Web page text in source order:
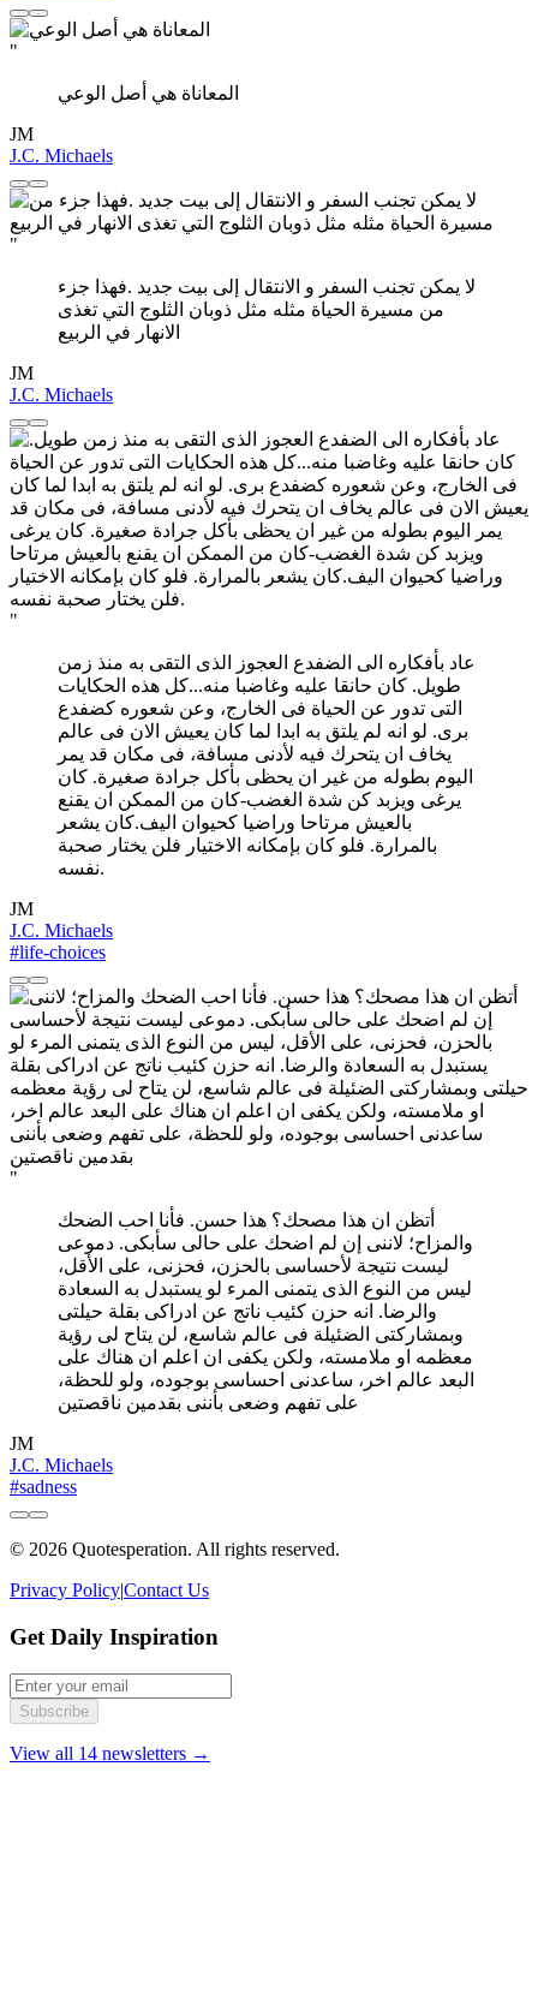
"
المعاناة هي أصل الوعي
JM
J.C. Michaels
"
لا يمكن تجنب السفر و الانتقال إلى بيت جديد .فهذا جزء
من مسيرة الحياة مثله مثل ذوبان الثلوج التي تغذى
الانهار في الربيع
JM
J.C. Michaels
"
عاد بأفكاره الى الضفدع العجوز الذى التقى به منذ زمن
طويل. كان حانقا عليه وغاضبا منه...كل هذه الحكايات
التى تدور عن الحياة فى الخارج، وعن شعوره كضفدع
برى. لو انه لم يلتق به ابدا لما كان يعيش الان فى عالم
يخاف ان يتحرك فيه لأدنى مسافة، فى مكان قد يمر
اليوم بطوله من غير ان يحظى بأكل جرادة صغيرة. كان
يرغى ويزبد كن شدة الغضب-كان من الممكن ان يقنع
بالعيش مرتاحا وراضيا كحيوان اليف.كان يشعر
بالمرارة. فلو كان بإمكانه الاختيار فلن يختار صحبة
نفسه.
JM
J.C. Michaels
#life-choices
"
أتظن ان هذا مصحك؟ هذا حسن. فأنا احب الضحك
والمزاح؛ لاننى إن لم اضحك على حالى سأبكى. دموعى
ليست نتيجة لأحساسى بالحزن، فحزنى، على الأقل،
ليس من النوع الذى يتمنى المرء لو يستبدل به السعادة
والرضا. انه حزن كئيب ناتج عن ادراكى بقلة حيلتى
وبمشاركتى الضئيلة فى عالم شاسع، لن يتاح لى رؤية
معظمه او ملامسته، ولكن يكفى ان اعلم ان هناك على
البعد عالم اخر، ساعدنى احساسى بوجوده، ولو للحظة،
على تفهم وضعى بأننى بقدمين ناقصتين
JM
J.C. Michaels
#sadness
© 2026 Quotesperation. All rights reserved.
Privacy Policy|Contact Us
Get Daily Inspiration
Subscribe
View all 14 newsletters →